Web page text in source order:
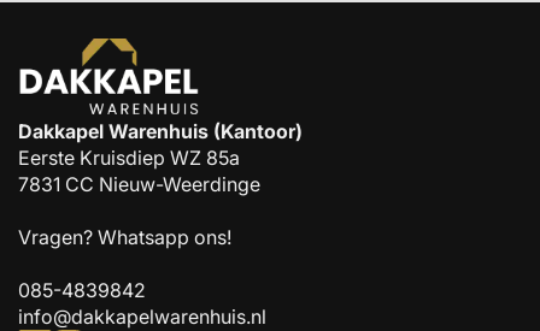
Dakkapel Warenhuis (Kantoor)
Eerste Kruisdiep WZ 85a
7831 CC Nieuw-Weerdinge
Vragen? Whatsapp ons!
085-4839842
info@dakkapelwarenhuis.nl